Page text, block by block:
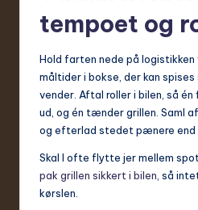
tempoet og
Hold farten nede på
måltider i bokse, der kan spises
vender. Aftal roller i bilen, så én
ud, og én tænder grillen. Saml
og efterlad stedet pænere end
Skal I ofte flytte jer mellem
pak grillen sikkert i bilen , så
kørslen.